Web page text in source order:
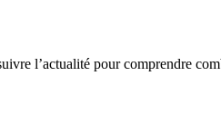
l’actualité pour comprendre